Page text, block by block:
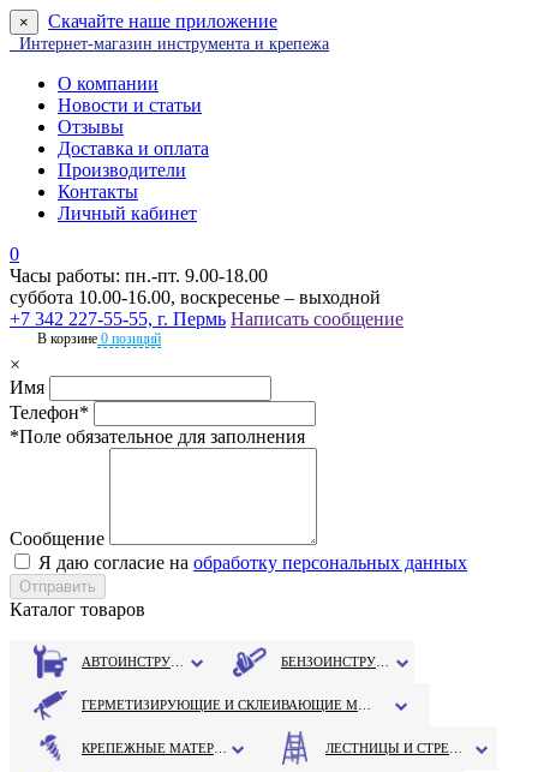
× Скачайте наше приложение
Интернет-магазин инструмента и крепежа
О компании
Новости и статьи
Отзывы
Доставка и оплата
Производители
Контакты
Личный кабинет
0
Часы работы: пн.-пт. 9.00-18.00
суббота 10.00-16.00, воскресенье – выходной
+7 342 227-55-55, г. Пермь Написать сообщение
В корзине 0 позиций
×
Имя
Телефон*
*Поле обязательное для заполнения
Сообщение
Я даю согласие на обработку персональных данных
Каталог товаров